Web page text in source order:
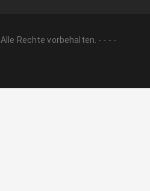
Alle Rechte vorbehalten. - - - -